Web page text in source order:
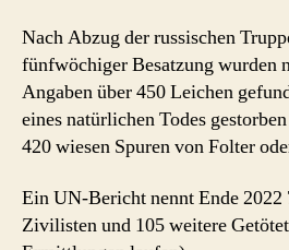
Nach Abzug der russischen
fünfwöchiger Besatzung wurden
Angaben über 450 Leichen
eines natürlichen Todes
420 wiesen Spuren von Folter
Ein UN-Bericht nennt Ende 2022
Zivilisten und 105 weitere